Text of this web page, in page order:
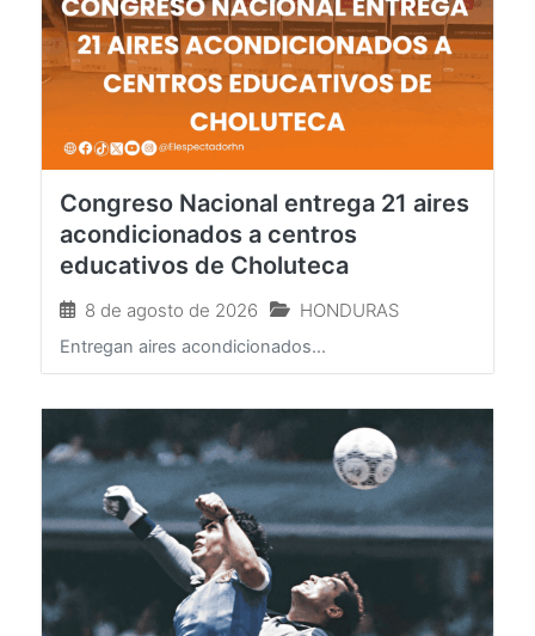
Congreso Nacional entrega 21 aires
acondicionados a centros
educativos de Choluteca
8 de agosto de 2026 HONDURAS
Entregan aires acondicionados...